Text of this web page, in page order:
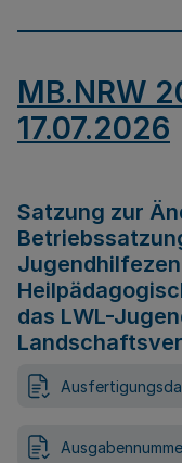
MB.NRW
17.07.2026
Satzung zur
das LWL-